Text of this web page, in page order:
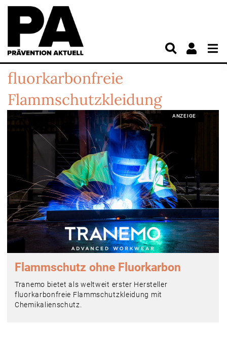
fluorkarbonfreie
Flammschutzkleidung
ANZEIGE
Flammschutz ohne Fluorkarbon
Tranemo bietet als weltweit erster Hersteller
fluorkarbonfreie Flammschutzkleidung mit
Chemikalienschutz.